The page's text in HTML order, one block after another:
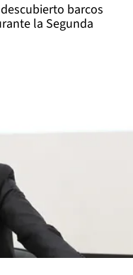
barcos
la Segunda